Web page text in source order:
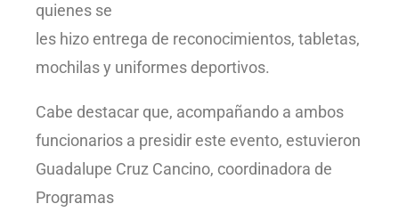
quienes se
les hizo entrega de reconocimientos, tabletas,
mochilas y uniformes deportivos.
Cabe destacar que, acompañando a ambos
funcionarios a presidir este evento, estuvieron
Guadalupe Cruz Cancino, coordinadora de
Programas